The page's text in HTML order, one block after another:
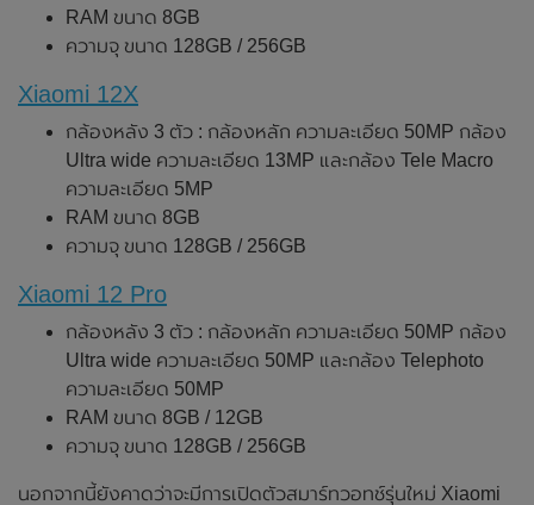
RAM ขนาด 8GB
ความจุ ขนาด 128GB / 256GB
Xiaomi 12X
กล้องหลัง 3 ตัว : กล้องหลัก ความละเอียด 50MP กล้อง
Ultra wide ความละเอียด 13MP และกล้อง Tele Macro
ความละเอียด 5MP
RAM ขนาด 8GB
ความจุ ขนาด 128GB / 256GB
Xiaomi 12 Pro
กล้องหลัง 3 ตัว : กล้องหลัก ความละเอียด 50MP กล้อง
Ultra wide ความละเอียด 50MP และกล้อง Telephoto
ความละเอียด 50MP
RAM ขนาด 8GB / 12GB
ความจุ ขนาด 128GB / 256GB
นอกจากนี้ยังคาดว่าจะมีการเปิดตัวสมาร์ทวอทช์รุ่นใหม่ Xiaomi